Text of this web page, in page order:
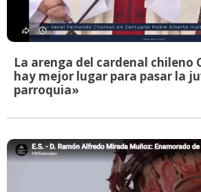
La arenga del cardenal chileno
hay mejor lugar para pasar la
parroquia»